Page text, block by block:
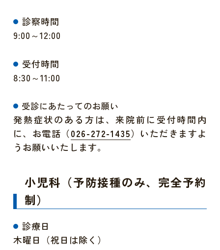
診察時間
9:00～12:00
受付時間
8:30～11:00
受診にあたってのお願い
発熱症状のある方は、来院前に受付時間内
に、お電話（026-272-1435）いただきますよ
うお願いいたします。
小児科（予防接種のみ、完全予約
制）
診療日
木曜日（祝日は除く）